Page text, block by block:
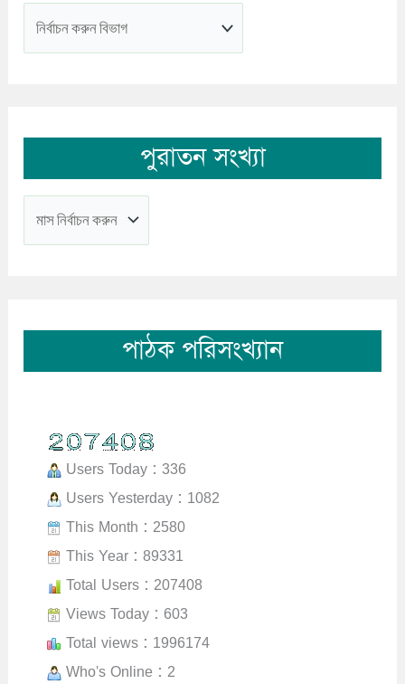
পুরাতন সংখ্যা
পাঠক পরিসংখ্যান
Users Today : 336
Users Yesterday : 1082
This Month : 2580
This Year : 89331
Total Users : 207408
Views Today : 603
Total views : 1996174
Who's Online : 2